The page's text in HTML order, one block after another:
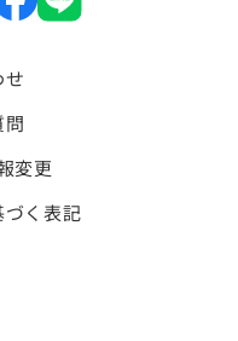
せ
問
変更
く表記